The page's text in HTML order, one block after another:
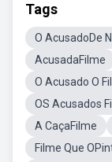
Tags
O AcusadoDe
AcusadaFilme
O Acusado O
OS Acusados
A CaçaFilme
Filme Que